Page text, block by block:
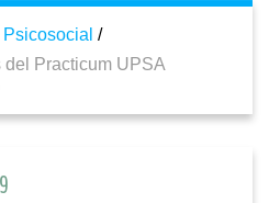
/
Practicum UPSA